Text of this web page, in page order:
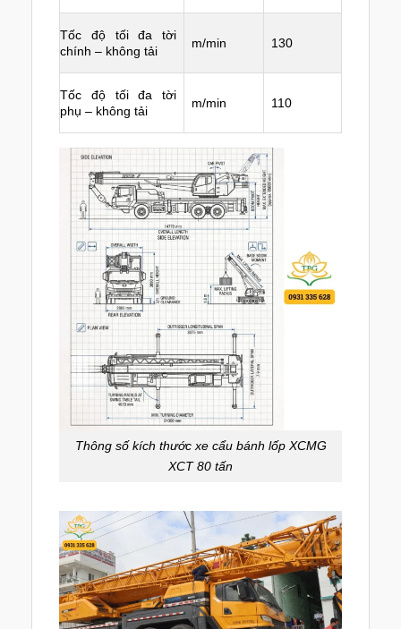
Tốc độ tối đa tời
chính – không tải
m/min 130
Tốc độ tối đa tời
phụ – không tải
m/min 110
Thông số kích thước xe cẩu bánh lốp XCMG
XCT 80 tấn